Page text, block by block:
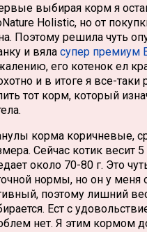
выбирая корм я
Holistic, но от
Поэтому решила чуть
и вяла супер премиум
его котенок ел
и в итоге я все-таки
тот корм, который
корма коричневые,
Сейчас котик весит
около 70-80 г. Это
нормы, но он у меня
поэтому лишний
Ест с
нет. Я этим кормом